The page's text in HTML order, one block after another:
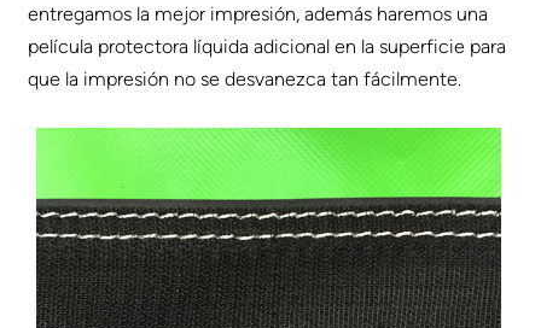
entregamos la mejor impresión, además haremos una
película protectora líquida adicional en la superficie para
que la impresión no se desvanezca tan fácilmente.